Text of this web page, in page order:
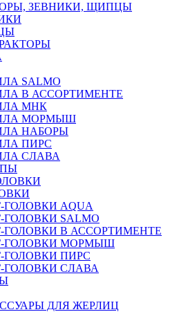
ЗЕВНИКИ, ЩИПЦЫ
SALMO
В АССОРТИМЕНТЕ
МНК
МОРМЫШ
НАБОРЫ
ПИРС
СЛАВА
AQUA
SALMO
ГОЛОВКИ В АССОРТИМЕНТЕ
ГОЛОВКИ МОРМЫШ
ГОЛОВКИ ПИРС
ГОЛОВКИ СЛАВА
ДЛЯ ЖЕРЛИЦ